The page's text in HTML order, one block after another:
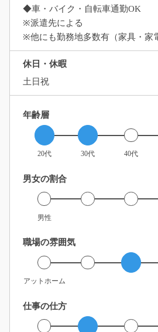
◆車・バイク・自転車通勤OK
※派遣先による
※他にも勤務地多数有（家具・家
休日・休暇
土日祝
年齢層
20代 30代 40代
男女の割合
男性
職場の雰囲気
アットホーム
仕事の仕方